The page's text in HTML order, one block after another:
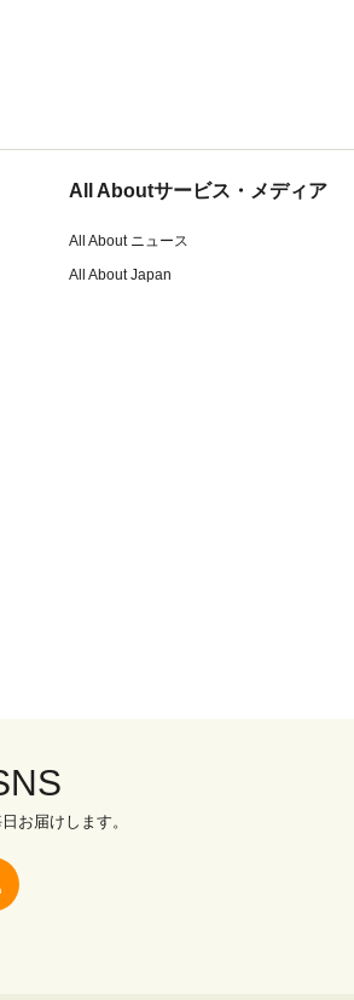
All Aboutサービス・メディア
All About ニュース
All About Japan
お届けします。